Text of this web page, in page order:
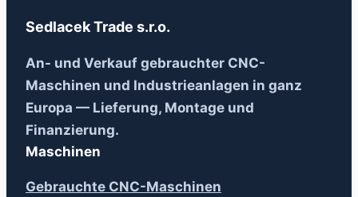
Sedlacek Trade s.r.o.
An- und Verkauf gebrauchter CNC-
Maschinen und Industrieanlagen in ganz
Europa — Lieferung, Montage und
Finanzierung.
Maschinen
Gebrauchte CNC-Maschinen